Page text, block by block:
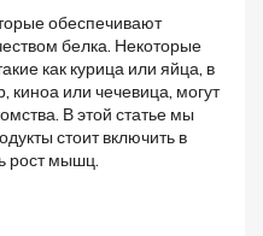
обеспечивают
белка. Некоторые
как курица или яйца, в
киноа или чечевица, могут
В этой статье мы
стоит включить в
рост мышц.